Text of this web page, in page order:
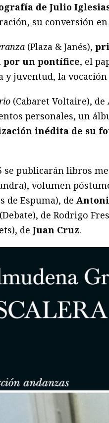
de Julio
su conversión
(Plaza & Janés),
por un pontífice, el
y juventud, la
(Cabaret Voltaire),
personales, un
inédita de su
se publicarán libros
volumen
de Espuma), de
(Debate), de Rodrigo
de Juan Cruz.